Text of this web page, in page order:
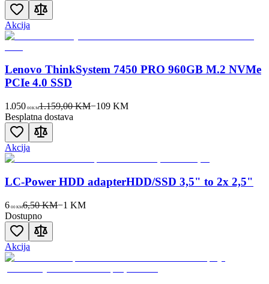
Akcija
Lenovo ThinkSystem 7450 PRO 960GB M.2 NVMe
PCIe 4.0 SSD
1.050 00KM1.159,00 KM−109KM
Besplatna dostava
Akcija
LC-Power HDD adapterHDD/SSD 3,5" to 2x 2,5"
6 00KM6,50 KM−1 KM
Dostupno
Akcija